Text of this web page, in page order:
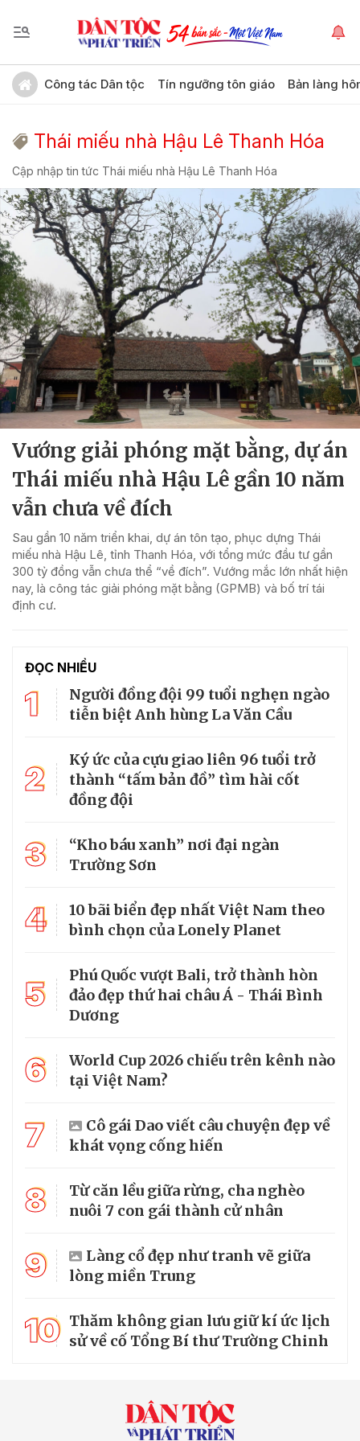
Công tác Dân tộc Tín ngưỡng tôn giáo Bản làng
Thái miếu nhà Hậu Lê Thanh Hóa
Cập nhập tin tức Thái miếu nhà Hậu Lê Thanh Hóa
Vướng giải phóng mặt bằng, dự án
Thái miếu nhà Hậu Lê gần 10 năm
vẫn chưa về đích
Sau gần 10 năm triển khai, dự án tôn tạo, phục dựng Thái
miếu nhà Hậu Lê, tỉnh Thanh Hóa, với tổng mức đầu tư gần
300 tỷ đồng vẫn chưa thể “về đích”. Vướng mắc lớn nhất hiện
nay, là công tác giải phóng mặt bằng (GPMB) và bố trí tái
định cư.
ĐỌC NHIỀU
1
Người đồng đội 99 tuổi nghẹn ngào
tiễn biệt Anh hùng La Văn Cầu
2
Ký ức của cựu giao liên 96 tuổi trở
thành “tấm bản đồ” tìm hài cốt
đồng đội
3
“Kho báu xanh” nơi đại ngàn
Trường Sơn
4
10 bãi biển đẹp nhất Việt Nam theo
bình chọn của Lonely Planet
5
Phú Quốc vượt Bali, trở thành hòn
đảo đẹp thứ hai châu Á - Thái Bình
Dương
6
World Cup 2026 chiếu trên kênh nào
tại Việt Nam?
7
Cô gái Dao viết câu chuyện đẹp về
khát vọng cống hiến
8
Từ căn lều giữa rừng, cha nghèo
nuôi 7 con gái thành cử nhân
9
Làng cổ đẹp như tranh vẽ giữa
lòng miền Trung
10 Thăm không gian lưu giữ kí ức lịch
sử về cố Tổng Bí thư Trường Chinh